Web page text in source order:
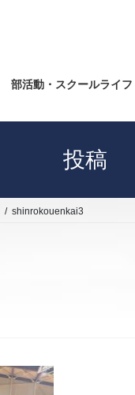
部活動・スクールライフ
投稿
shinrokouenkai3